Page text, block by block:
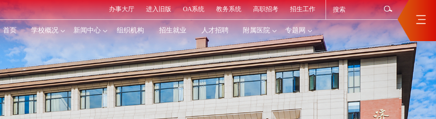
办事大厅 进入旧版 OA系统 教务系统 高职招考 招生工作
首页 学校概况 新闻中心 组织机构 招生就业 人才招聘 附属医院 专题网